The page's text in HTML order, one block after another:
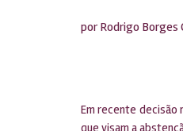
por Rodrigo Borges
Em recente decisão
que visam a